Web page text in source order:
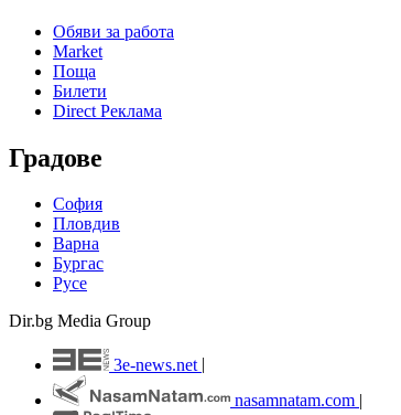
Обяви за работа
Market
Поща
Билети
Direct Реклама
Градове
София
Пловдив
Варна
Бургас
Русе
Dir.bg Media Group
3e-news.net
nasamnatam.com |